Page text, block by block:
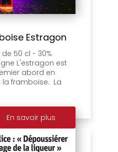
Estragon
50 cl - 30%
L'estragon est
abord en
framboise. La
En savoir plus